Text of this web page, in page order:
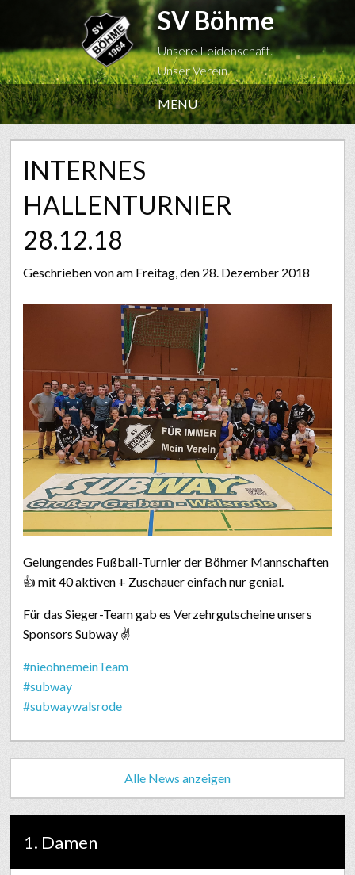
SV Böhme
Unsere Leidenschaft.
Unser Verein.
MENU
INTERNES
HALLENTURNIER
28.12.18
Geschrieben vonam Freitag, den 28. Dezember 2018
Gelungendes Fußball-Turnier der Böhmer Mannschaften
👍 mit 40 aktiven + Zuschauer einfach nur genial.
Für das Sieger-Team gab es Verzehrgutscheine unsers
Sponsors Subway ✌
#nieohnemeinTeam
#subway
#subwaywalsrode
Alle News anzeigen
1. Damen